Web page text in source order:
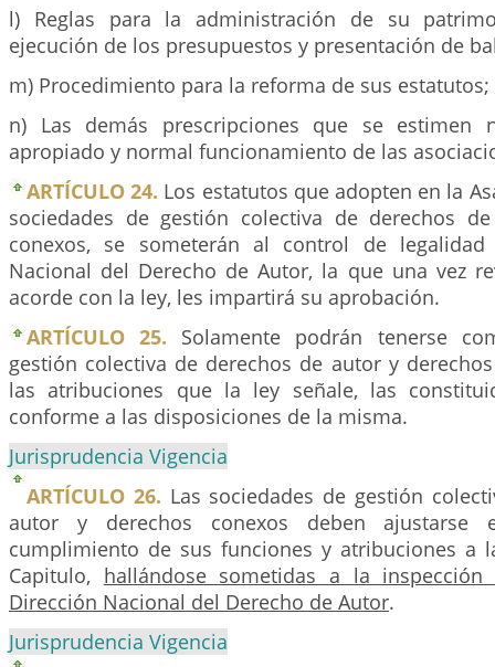
l) Reglas para la administración de su
ejecución de los presupuestos y presentación de
m) Procedimiento para la reforma de sus estatutos;
n) Las demás prescripciones que se estimen
apropiado y normal funcionamiento de las
ARTÍCULO 24. Los estatutos que adopten en la
sociedades de gestión colectiva de derechos
conexos, se someterán al control de
Nacional del Derecho de Autor, la que una vez
acorde con la ley, les impartirá su aprobación.
ARTÍCULO 25. Solamente podrán tenerse
gestión colectiva de derechos de autor y
las atribuciones que la ley señale, las
conforme a las disposiciones de la misma.
Jurisprudencia Vigencia
ARTÍCULO 26. Las sociedades de gestión
autor y derechos conexos deben
cumplimiento de sus funciones y atribuciones a
Capitulo, hallándose sometidas a la
Dirección Nacional del Derecho de Autor.
Jurisprudencia Vigencia